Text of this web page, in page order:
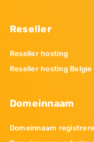
Reseller
Reseller hosting
Reseller hosting Belgie
Domeinnaam
Domeinnaam